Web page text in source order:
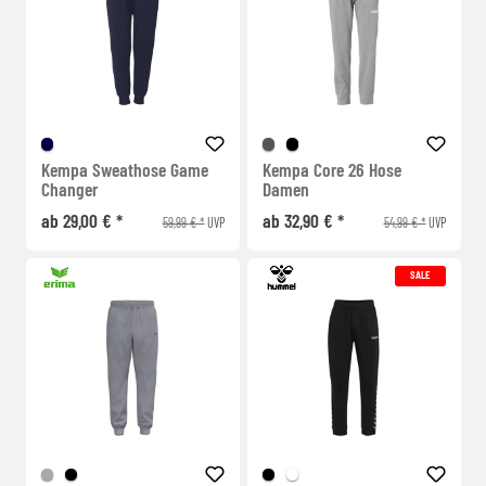
Kempa Sweathose Game
Changer
ab 29,00 € *
59,99 € *UVP
Kempa Core 26 Hose
Damen
ab 32,90 € *
54,99 € *UVP
SALE